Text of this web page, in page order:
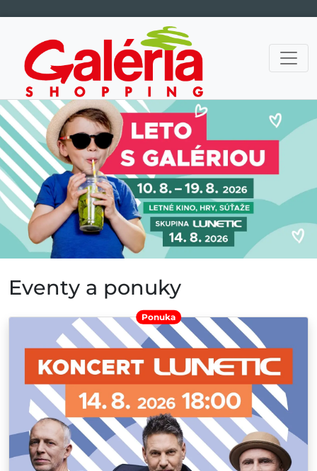
Hlavná navigácia
Eventy a ponuky
Ponuka